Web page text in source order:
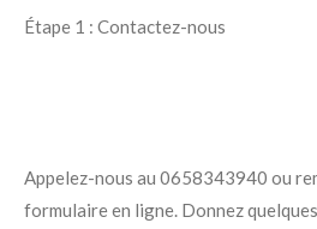
Étape 1 : Contactez-nous
Appelez-nous au 0658343940 ou
formulaire en ligne. Donnez